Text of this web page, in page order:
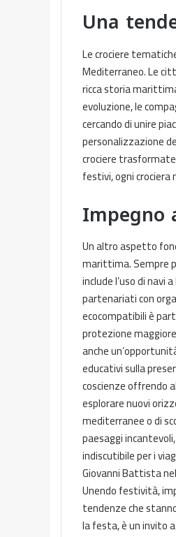
Una
Le crociere
Mediterraneo. Le
ricca storia
evoluzione, le
cercando di unire
personalizzazione
crociere
festivi, ogni crociera
Impegno
Un altro aspetto
marittima. Sempre
include l’uso di navi
partenariati con
ecocompatibili è
protezione
anche
educativi sulla
coscienze offrendo
esplorare nuovi
mediterranee o di
paesaggi
indiscutibile per i
Giovanni Battista
Unendo festività,
tendenze che
la festa, è un invito